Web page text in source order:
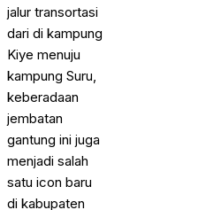
jalur transortasi
dari di kampung
Kiye menuju
kampung Suru,
keberadaan
jembatan
gantung ini juga
menjadi salah
satu icon baru
di kabupaten